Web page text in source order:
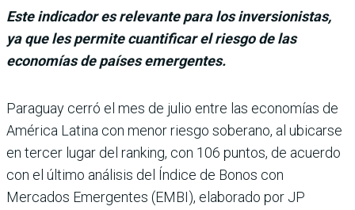
Este indicador es relevante para los inversionistas,
ya que les permite cuantificar el riesgo de las
economías de países emergentes.
Paraguay cerró el mes de julio entre las eco­nomías de
América Latina con menor riesgo soberano, al ubicarse
en ter­cer lugar del ranking, con 106 puntos, de acuerdo
con el último análisis del Índice de Bonos con
Mercados Emer­gentes (EMBI), elaborado por JP